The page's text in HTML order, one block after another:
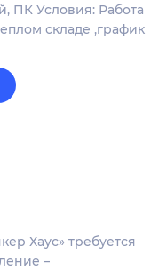
ПК Условия: Работа
складе ,график
Хаус» требуется
–